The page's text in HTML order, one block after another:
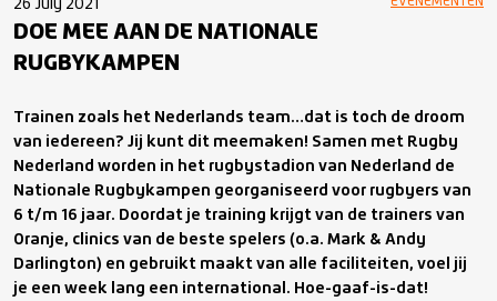
26 July 2021
DOE MEE AAN DE NATIONALE
RUGBYKAMPEN
Trainen zoals het Nederlands team…dat is toch de droom
van iedereen? Jij kunt dit meemaken! Samen met Rugby
Nederland worden in het rugbystadion van Nederland de
Nationale Rugbykampen georganiseerd voor rugbyers van
6 t/m 16 jaar. Doordat je training krijgt van de trainers van
Oranje, clinics van de beste spelers (o.a. Mark & Andy
Darlington) en gebruikt maakt van alle faciliteiten, voel jij
je een week lang een international. Hoe-gaaf-is-dat!